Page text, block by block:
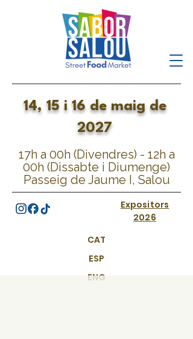
14, 15 i 16 de maig de
2027
17h a 00h (Divendres) - 12h a
00h (Dissabte i Diumenge)
Passeig de Jaume I, Salou
Expositors
2026
CAT
ESP
ENG